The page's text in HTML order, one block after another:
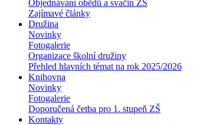
Objednávání obědů a svačin ZŠ
Zajímavé články
Družina
Novinky
Fotogalerie
Organizace školní družiny
Přehled hlavních témat na rok 2025/2026
Knihovna
Novinky
Fotogalerie
Doporučená četba pro 1. stupeň ZŠ
Kontakty